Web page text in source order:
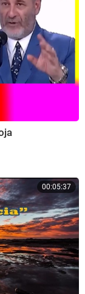
00:05:37